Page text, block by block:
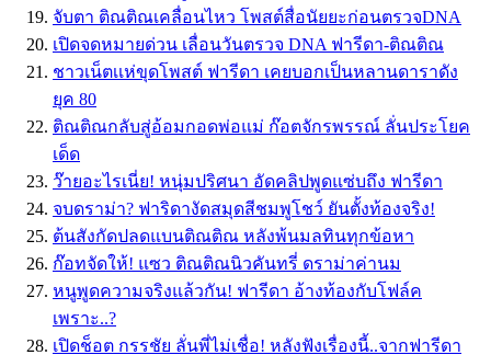
จับตา ติณติณเคลื่อนไหว โพสต์สื่อนัยยะก่อนตรวจDNA
เปิดจดหมายด่วน เลื่อนวันตรวจ DNA ฟารีดา-ติณติณ
ชาวเน็ตเเห่ขุดโพสต์ ฟารีดา เคยบอกเป็นหลานดาราดัง
ยุค 80
ติณติณกลับสู่อ้อมกอดพ่อแม่ ก๊อตจักรพรรณ์ ลั่นประโยค
เด็ด
ว๊ายอะไรเนี่ย! หนุ่มปริศนา อัดคลิปพูดแซ่บถึง ฟารีดา
จบดราม่า? ฟาริดางัดสมุดสีชมพูโชว์ ยันตั้งท้องจริง!
ต้นสังกัดปลดแบนติณติณ หลังพ้นมลทินทุกข้อหา
ก๊อทจัดให้! แซว ติณติณนิวคันทรี่ ดราม่าค่านม
หนูพูดความจริงแล้วกัน! ฟารีดา อ้างท้องกับโฟล์ค
เพราะ..?
เปิดช็อต กรรชัย ลั่นพี่ไม่เชื่อ! หลังฟังเรื่องนี้..จากฟารีดา